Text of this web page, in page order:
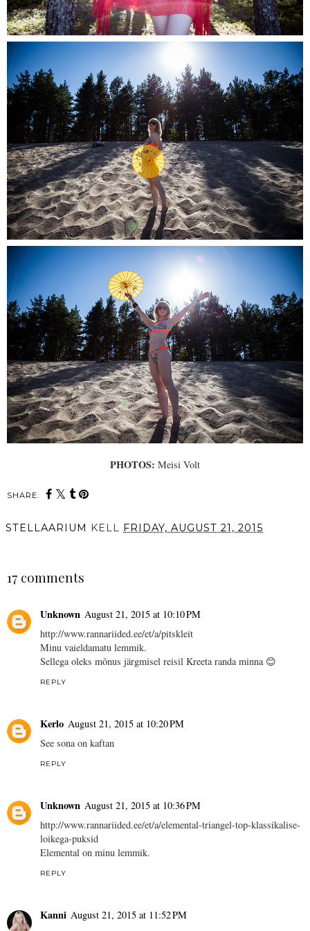
PHOTOS: Meisi Volt
SHARE:
STELLAARIUM KELL FRIDAY, AUGUST 21, 2015
17 comments
Unknown August 21, 2015 at 10:10 PM
http://www.rannariided.ee/et/a/pitskleit
Minu vaieldamatu lemmik.
Sellega oleks mõnus järgmisel reisil Kreeta randa minna 😊
REPLY
Kerlo August 21, 2015 at 10:20 PM
See sona on kaftan
REPLY
Unknown August 21, 2015 at 10:36 PM
http://www.rannariided.ee/et/a/elemental-triangel-top-klassikalise-
loikega-puksid
Elemental on minu lemmik.
REPLY
Kanni August 21, 2015 at 11:52 PM